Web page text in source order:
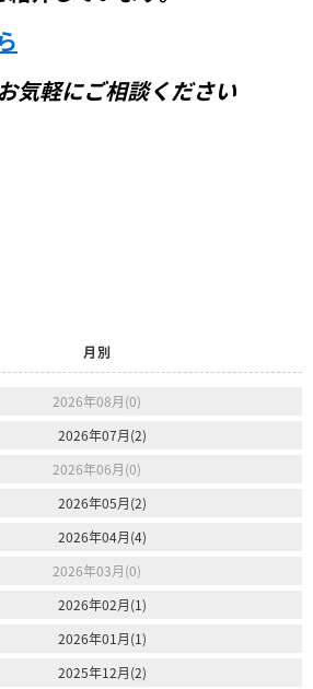
気軽にご相談ください
月別
2026年08月(0)
2026年07月(2)
2026年06月(0)
2026年05月(2)
2026年04月(4)
2026年03月(0)
2026年02月(1)
2026年01月(1)
2025年12月(2)